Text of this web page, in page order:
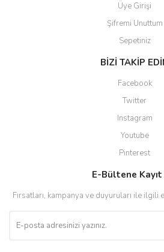
Üye Girişi
Şifremi Unuttum
Sepetiniz
BİZİ TAKİP
Facebook
Twitter
Instagram
Youtube
Pinterest
E-Bültene
Fırsatları, kampanya ve duyuruları ile